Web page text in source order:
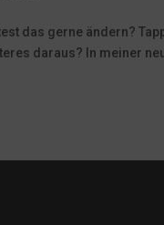
das gerne ändern?
daraus? In meiner